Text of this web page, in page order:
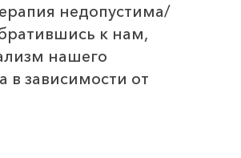
недопустима/
к нам,
нашего
в зависимости от